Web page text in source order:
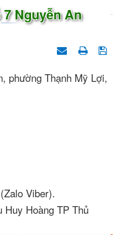
Nguyễn An
phường Thạnh Mỹ Lợi,
Viber).
Huy Hoàng TP Thủ